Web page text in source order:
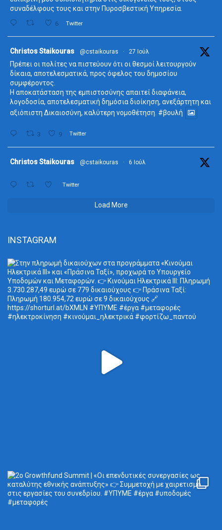
συναδέλφους τους και στην Πυροσβεστική Υπηρεσία.
6 Twitter
Christos Staikouras @cstaikouras · 27 Ιούλ
Πρέπει οι πολίτες να πιστεύουν ότι οι θεσμοί λειτουργούν
δίκαια, αποτελεσματικά, προς όφελος του δημοσίου
συμφέροντος.
Η αποκατάσταση της εμπιστοσύνης απαιτεί διαφάνεια,
λογοδοσία, αποτελεσματική δημόσια διοίκηση, ανεξάρτητη και
αξιόπιστη Δικαιοσύνη, καλύτερη νομοθέτηση. #βουλή
3 9 Twitter
Christos Staikouras @cstaikouras · 6 Ιούλ
Twitter
Load More
INSTAGRAM